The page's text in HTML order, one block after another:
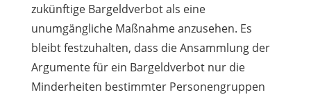
zukünftige Bargeldverbot als eine
unumgängliche Maßnahme anzusehen. Es
bleibt festzuhalten, dass die Ansammlung der
Argumente für ein Bargeldverbot nur die
Minderheiten bestimmter Personengruppen